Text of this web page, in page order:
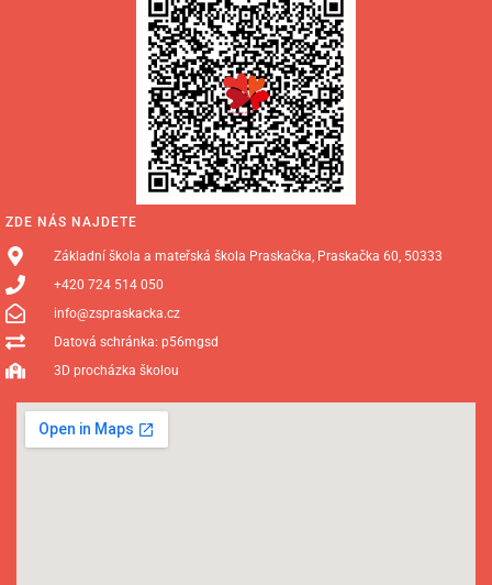
ZDE NÁS NAJDETE
Základní škola a mateřská škola Praskačka, Praskačka 60, 50333
+420 724 514 050
info@zspraskacka.cz
Datová schránka: p56mgsd
3D procházka školou